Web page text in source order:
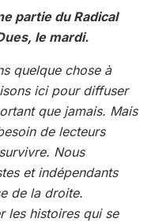
partie du Radical
le mardi.
quelque chose à
ici pour diffuser
que jamais. Mais
de lecteurs
Nous
et indépendants
de la droite.
les histoires qui se